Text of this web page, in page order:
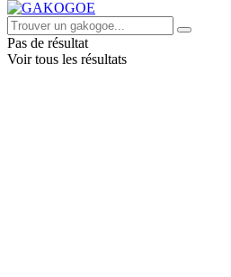
Pas de résultat
Voir tous les résultats